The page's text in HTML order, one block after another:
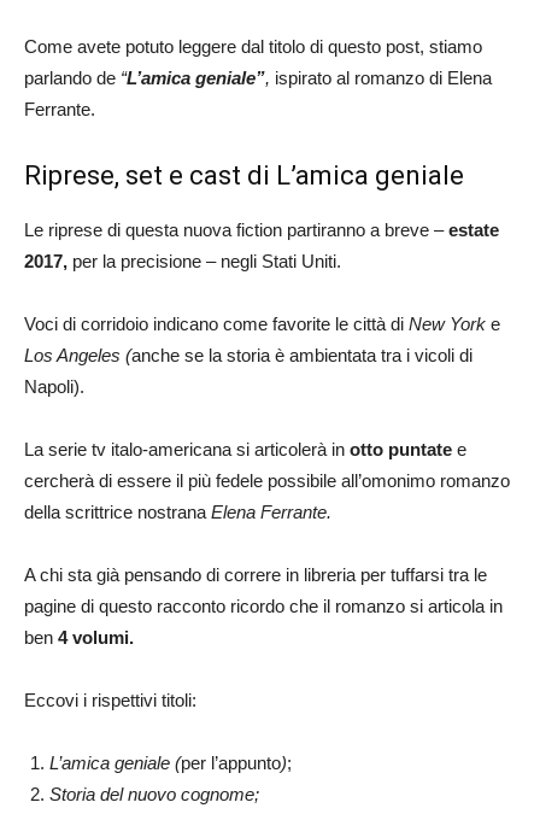
Come avete potuto leggere dal titolo di questo post, stiamo
parlando de “L’amica geniale”, ispirato al romanzo di Elena
Ferrante.
Riprese, set e cast di L’amica geniale
Le riprese di questa nuova fiction partiranno a breve –estate
2017, per la precisione – negli Stati Uniti.
Voci di corridoio indicano come favorite le città di New York e
Los Angeles (anche se la storia è ambientata tra i vicoli di
Napoli).
La serie tv italo-americana si articolerà in otto puntate e
cercherà di essere il più fedele possibile all’omonimo romanzo
della scrittrice nostrana Elena Ferrante.
A chi sta già pensando di correre in libreria per tuffarsi tra le
pagine di questo racconto ricordo che il romanzo si articola in
ben 4 volumi.
Eccovi i rispettivi titoli:
L’amica geniale (per l’appunto);
Storia del nuovo cognome;